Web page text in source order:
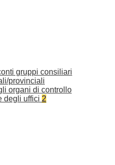
gruppi consiliari
provinciali
organi di controllo
degli uffici 2